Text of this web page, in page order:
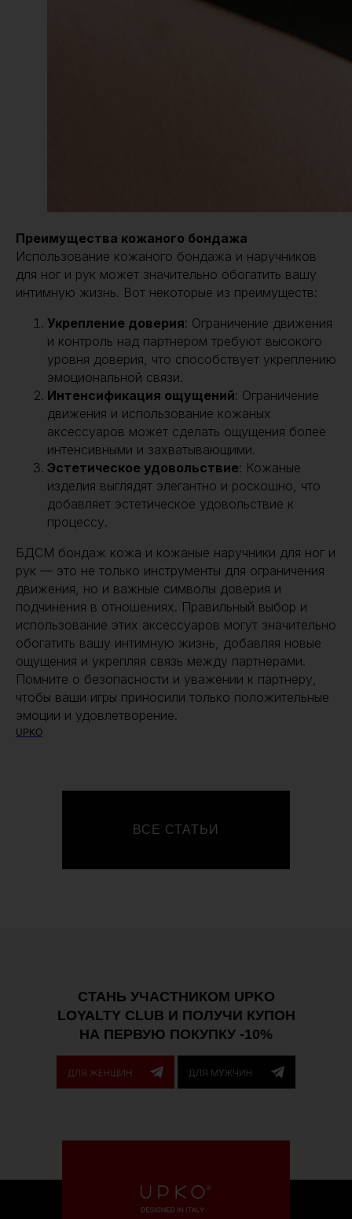
Преимущества кожаного бондажа
Использование кожаного бондажа и наручников
для ног и рук может значительно обогатить вашу
интимную жизнь. Вот некоторые из преимуществ:
Укрепление доверия: Ограничение движения
и контроль над партнером требуют высокого
уровня доверия, что способствует укреплению
эмоциональной связи.
Интенсификация ощущений: Ограничение
движения и использование кожаных
аксессуаров может сделать ощущения более
интенсивными и захватывающими.
Эстетическое удовольствие: Кожаные
изделия выглядят элегантно и роскошно, что
добавляет эстетическое удовольствие к
процессу.
БДСМ бондаж кожа и кожаные наручники для ног и
рук — это не только инструменты для ограничения
движения, но и важные символы доверия и
подчинения в отношениях. Правильный выбор и
использование этих аксессуаров могут значительно
обогатить вашу интимную жизнь, добавляя новые
ощущения и укрепляя связь между партнерами.
Помните о безопасности и уважении к партнеру,
чтобы ваши игры приносили только положительные
эмоции и удовлетворение.
UPKO
ВСЕ СТАТЬИ
СТАНЬ УЧАСТНИКОМ UPKO
LOYALTY CLUB И ПОЛУЧИ КУПОН
НА ПЕРВУЮ ПОКУПКУ -10%